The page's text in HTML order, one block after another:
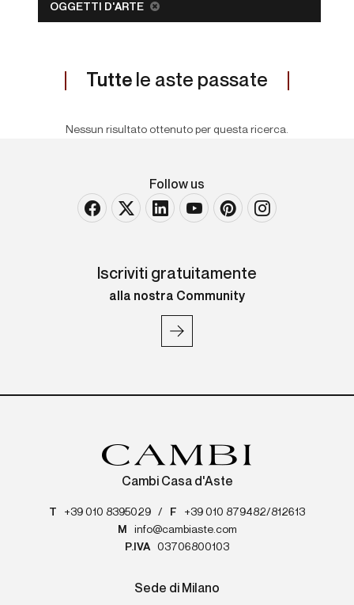
OGGETTI D'ARTE
Tutte le aste passate
Nessun risultato ottenuto per questa ricerca.
Follow us
Iscriviti gratuitamente
alla nostra Community
Cambi Casa d'Aste
T +39 010 8395029 / F
+39 010 879482/812613
M
info@cambiaste.com
P.IVA
03706800103
Sede di Milano